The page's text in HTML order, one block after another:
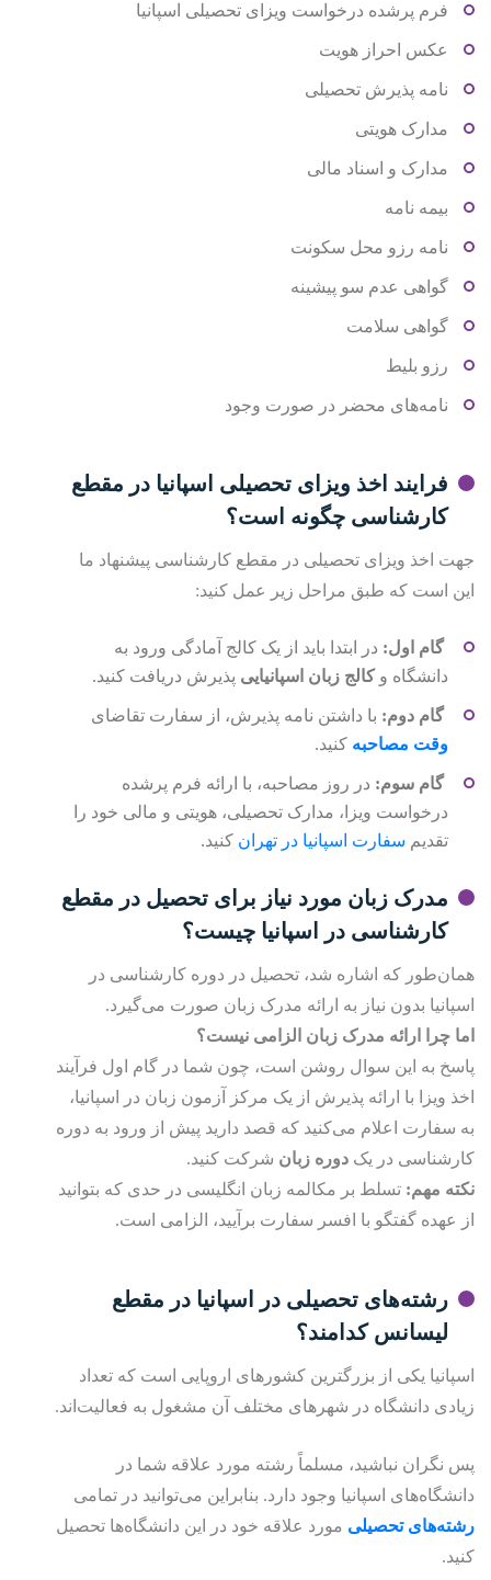
فرم پرشده درخواست ویزای تحصیلی اسپانیا
عکس احراز هویت
نامه پذیرش تحصیلی
مدارک هویتی
مدارک و اسناد مالی
بیمه نامه
نامه رزو محل سکونت
گواهی عدم سو پیشینه
گواهی سلامت
رزو بلیط
نامه‌های محضر در صورت وجود
فرایند اخذ ویزای تحصیلی اسپانیا در مقطع
کارشناسی چگونه است؟
جهت اخذ ویزای تحصیلی در مقطع کارشناسی پیشنهاد ما
این است که طبق مراحل زیر عمل کنید:
گام اول: در ابتدا باید از یک کالج آمادگی ورود به
دانشگاه وکالج زبان اسپانیایی پذیرش دریافت کنید.
گام دوم: با داشتن نامه پذیرش، از سفارت تقاضای
وقت مصاحبه کنید.
گام سوم: در روز مصاحبه، با ارائه فرم پرشده
درخواست ویزا، مدارک تحصیلی، هویتی و مالی خود را
تقدیم سفارت اسپانیا در تهران کنید.
مدرک زبان مورد نیاز برای تحصیل در مقطع
کارشناسی در اسپانیا چیست؟
همان‌طور که اشاره شد، تحصیل در دوره کارشناسی در
اسپانیا بدون نیاز به ارائه مدرک زبان صورت می‌گیرد.
اما چرا ارائه مدرک زبان الزامی نیست؟
پاسخ به این سوال روشن است، چون شما در گام اول فرآیند
اخذ ویزا با ارائه پذیرش از یک مرکز آزمون زبان در اسپانیا،
به سفارت اعلام می‌کنید که قصد دارید پیش از ورود به دوره
کارشناسی در یک دوره زبان شرکت کنید.
نکته مهم: تسلط بر مکالمه زبان انگلیسی در حدی که بتوانید
از عهده گفتگو با افسر سفارت برآیید، الزامی است.
رشته‌های تحصیلی در اسپانیا در مقطع
لیسانس کدامند؟
اسپانیا یکی از بزرگترین کشورهای اروپایی است که تعداد
زیادی دانشگاه در شهرهای مختلف آن مشغول به فعالیت‌اند.
پس نگران نباشید، مسلماً رشته مورد علاقه شما در
دانشگاه‌های اسپانیا وجود دارد. بنابراین می‌توانید در تمامی
رشته‌های تحصیلی مورد علاقه خود در این دانشگاه‌ها تحصیل
کنید.